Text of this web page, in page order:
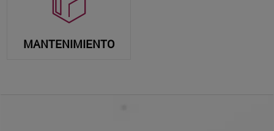
MANTENIMIENTO